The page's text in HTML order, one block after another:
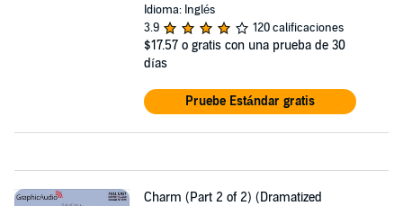
Idioma: Inglés
3.9
120 calificaciones
$17.57 o gratis con una prueba de 30
días
Pruebe Estándar gratis
Charm (Part 2 of 2) (Dramatized